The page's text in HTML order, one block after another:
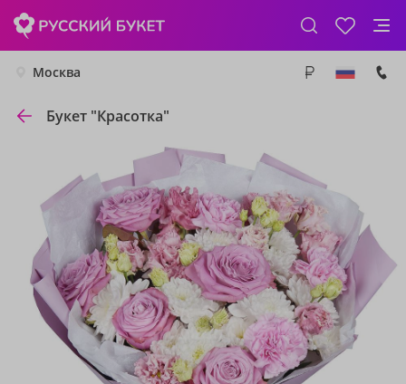
Москва
Букет "Красотка"